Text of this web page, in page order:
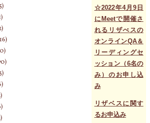
☆2022年4月9日
にMeetで開催さ
れるリザべスの
オンラインQA＆
リーディングセ
ッション（6名の
み）のお申し込
み
リザベスに関す
るお申込み